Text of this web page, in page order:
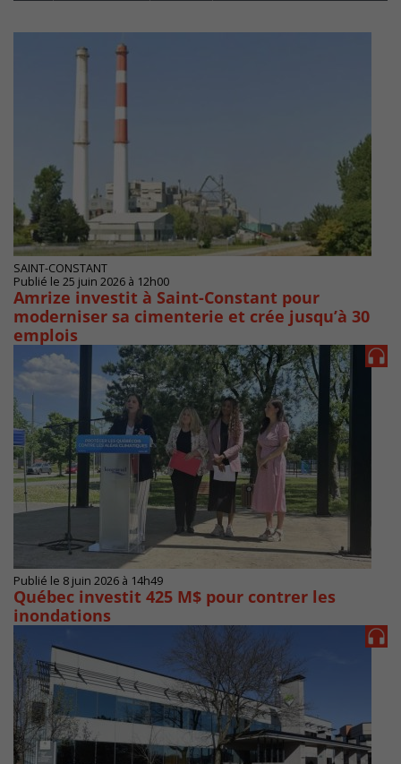
SAINT-CONSTANT
Publié le 25 juin 2026 à 12h00
Amrize investit à Saint-Constant pour
moderniser sa cimenterie et crée jusqu’à 30
emplois
Publié le 8 juin 2026 à 14h49
Québec investit 425 M$ pour contrer les
inondations